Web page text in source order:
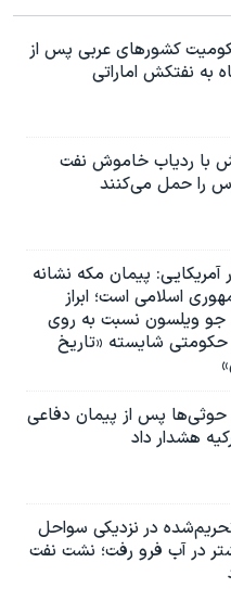
کشورهای عربی پس از
به نفتکش اماراتی
با ردیاب خاموش نفت
را حمل می‌کنند
آمریکایی: پیمان مکه نشانه
اسلامی است؛ ابراز
جو ویلسون نسبت به روی
حکومتی شایسته «تاریخ
پس از پیمان دفاعی
هشدار داد
در نزدیکی سواحل
در آب فرو رفت؛ نشت نفت